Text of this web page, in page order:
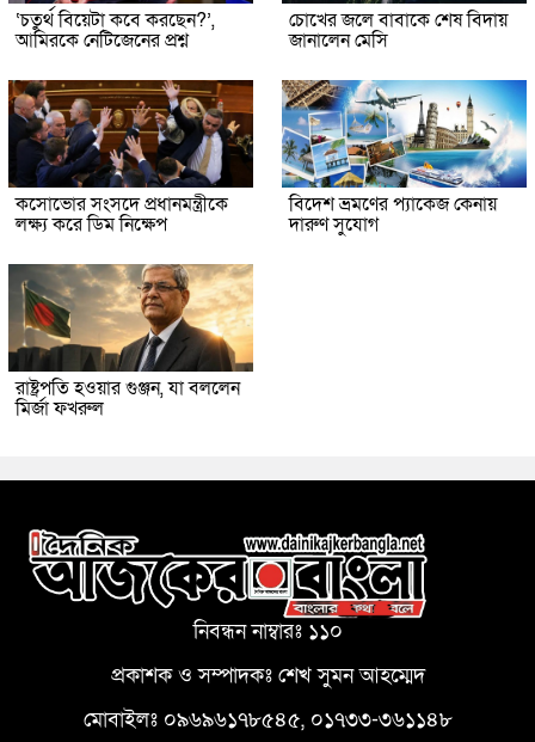
‘চতুর্থ বিয়েটা কবে করছেন?’,
আমিরকে নেটিজেনের প্রশ্ন
চোখের জলে বাবাকে শেষ বিদায়
জানালেন মেসি
কসোভোর সংসদে প্রধানমন্ত্রীকে
লক্ষ্য করে ডিম নিক্ষেপ
বিদেশ ভ্রমণের প্যাকেজ কেনায়
দারুণ সুযোগ
রাষ্ট্রপতি হওয়ার গুঞ্জন, যা বললেন
মির্জা ফখরুল
নিবন্ধন নাম্বারঃ ১১০
প্রকাশক ও সম্পাদকঃ শেখ সুমন আহম্মেদ
মোবাইলঃ ০৯৬৯৬১৭৮৫৪৫, ০১৭৩৩-৩৬১১৪৮